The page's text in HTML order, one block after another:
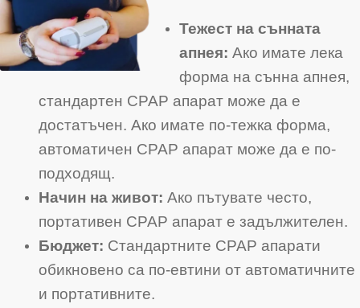
Тежест на сънната
апнея: Ако имате лека
форма на сънна апнея,
стандартен CPAP апарат може да е
достатъчен. Ако имате по-тежка форма,
автоматичен CPAP апарат може да е по-
подходящ.
Начин на живот: Ако пътувате често,
портативен CPAP апарат е задължителен.
Бюджет: Стандартните CPAP апарати
обикновено са по-евтини от автоматичните
и портативните.